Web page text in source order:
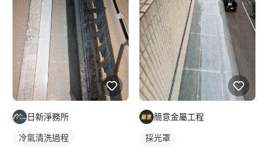
日新淨務所
冷氣清洗過程
簡意金屬工程
採光罩